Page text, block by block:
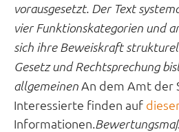
vorausgesetzt. Der Text
vier Funktionskategorien und
sich ihre Beweiskraft
Gesetz und Rechtsprechung
allgemeinenAn dem Amt der
Interessierte finden auf
Informationen.